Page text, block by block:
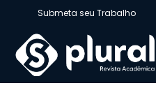
Submeta seu Trabalho